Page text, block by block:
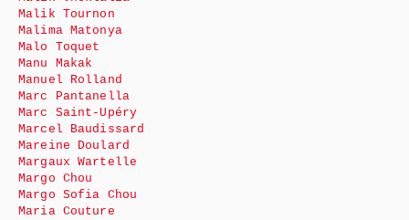
Malik Tournon
Malima Matonya
Malo Toquet
Manu Makak
Manuel Rolland
Marc Pantanella
Marc Saint-Upéry
Marcel Baudissard
Mareine Doulard
Margaux Wartelle
Margo Chou
Margo Sofia Chou
Maria Couture